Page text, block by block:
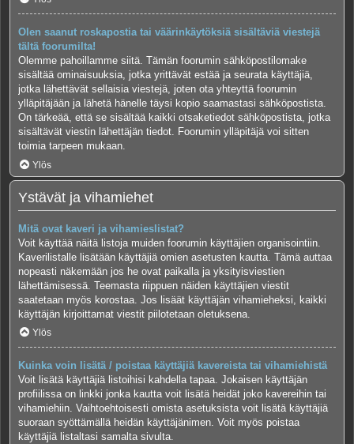
Olen saanut roskapostia tai väärinkäytöksiä sisältäviä viestejä
tältä foorumilta!
Olemme pahoillamme siitä. Tämän foorumin sähköpostilomake
sisältää ominaisuuksia, jotka yrittävät estää ja seurata käyttäjiä,
jotka lähettävät sellaisia viestejä, joten ota yhteyttä foorumin
ylläpitäjään ja lähetä hänelle täysi kopio saamastasi sähköpostista.
On tärkeää, että se sisältää kaikki otsaketiedot sähköpostista, jotka
sisältävät viestin lähettäjän tiedot. Foorumin ylläpitäjä voi sitten
toimia tarpeen mukaan.
Ylös
Ystävät ja vihamiehet
Mitä ovat kaveri ja vihamieslistat?
Voit käyttää näitä listoja muiden foorumin käyttäjien organisointiin.
Kaverilistalle lisätään käyttäjiä omien asetusten kautta. Tämä auttaa
nopeasti näkemään jos he ovat paikalla ja yksityisviestien
lähettämisessä. Teemasta riippuen näiden käyttäjien viestit
saatetaan myös korostaa. Jos lisäät käyttäjän vihamieheksi, kaikki
käyttäjän kirjoittamat viestit piilotetaan oletuksena.
Ylös
Kuinka voin lisätä / poistaa käyttäjiä kavereista tai vihamiehistä
Voit lisätä käyttäjiä listoihisi kahdella tapaa. Jokaisen käyttäjän
profiilissa on linkki jonka kautta voit lisätä heidät joko kavereihin tai
vihamiehiin. Vaihtoehtoisesti omista asetuksista voit lisätä käyttäjiä
suoraan syöttämällä heidän käyttäjänimen. Voit myös poistaa
käyttäjiä listaltasi samalta sivulta.